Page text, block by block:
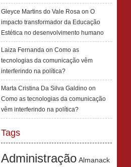
Gleyce Martins do Vale Rosa on O
impacto transformador da Educação
Estética no desenvolvimento humano
Laiza Fernanda on Como as
tecnologias da comunicação vêm
interferindo na política?
Marta Cristina Da Silva Galdino on
Como as tecnologias da comunicação
vêm interferindo na política?
Tags
Administração Almanack